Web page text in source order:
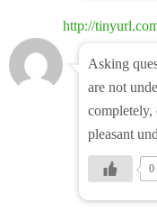
http://
Asking
are not
completely,
pleasant
0